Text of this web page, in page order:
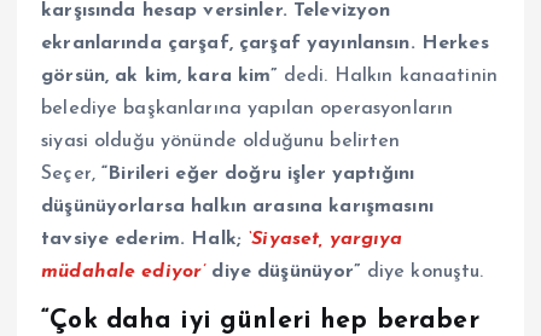
karşısında hesap versinler. Televizyon
ekranlarında çarşaf, çarşaf yayınlansın. Herkes
görsün, ak kim, kara kim” dedi. Halkın kanaatinin
belediye başkanlarına yapılan operasyonların
siyasi olduğu yönünde olduğunu belirten
Seçer,“Birileri eğer doğru işler yaptığını
düşünüyorlarsa halkın arasına karışmasını
tavsiye ederim. Halk; ‘Siyaset, yargıya
müdahale ediyor’diye düşünüyor” diye konuştu.
“Çok daha iyi günleri hep beraber